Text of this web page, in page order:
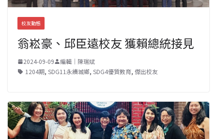
校友動態
翁崧豪、邱臣遠校友 獲賴總統接見
2024-09-09
編輯｜陳瑞斌
1204期, SDG11永續城鄉, SDG4優質教育, 傑出校友